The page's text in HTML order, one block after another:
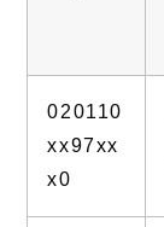
020110
xx97xx
x0